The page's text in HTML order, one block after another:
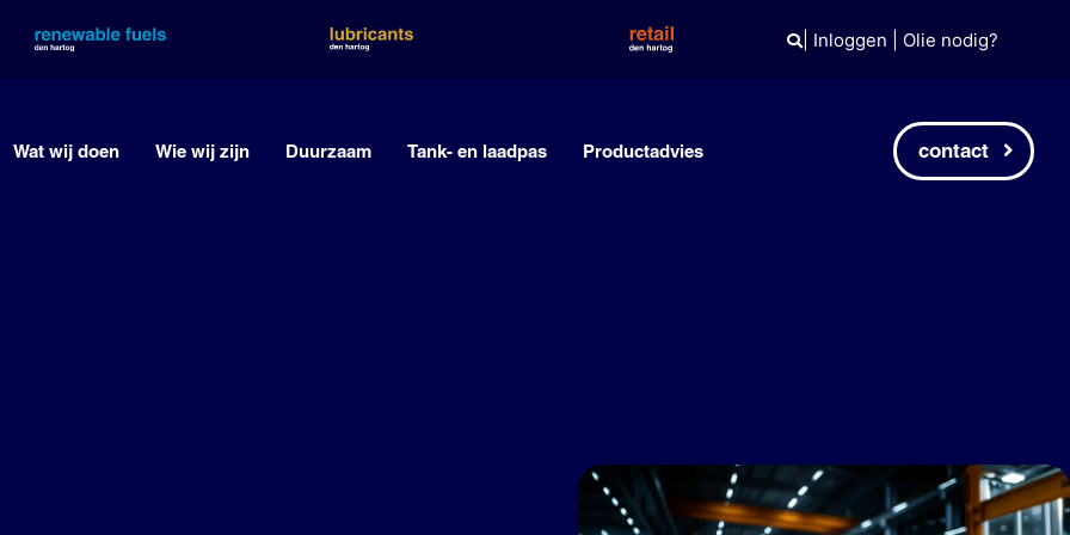
| Inloggen Olie nodig?
Wat wij doen Wie wij zijn Duurzaam Tank- en laadpas Productadvies contact